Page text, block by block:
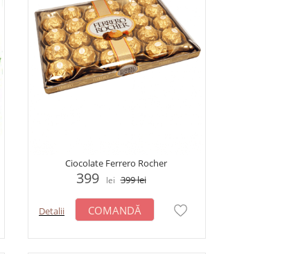
Ciocolate Ferrero Rocher
399 lei 399lei
Detalii COMANDĂ